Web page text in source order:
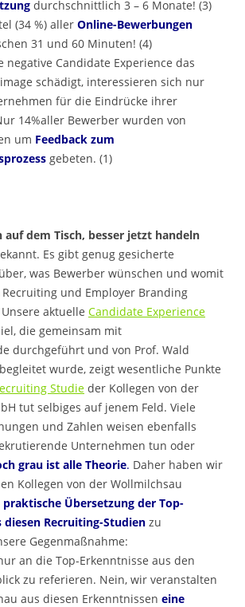
durchschnittlich 3 – 6 Monate! (3)
(34 %) aller Online-Bewerbungen
31 und 60 Minuten! (4)
negative Candidate Experience das
schädigt, interessieren sich nur
für die Eindrücke ihrer
14%aller Bewerber wurden von
um Feedback zum
gebeten. (1)
auf dem Tisch, besser jetzt handeln
Es gibt genug gesicherte
was Bewerber wünschen und womit
und Employer Branding
aktuelle Candidate Experience
die gemeinsam mit
durchgeführt und von Prof. Wald
wurde, zeigt wesentliche Punkte
Studie der Kollegen von der
tut selbiges auf jenem Feld. Viele
und Zahlen weisen ebenfalls
Unternehmen tun oder
grau ist alle Theorie. Daher haben wir
Kollegen von der Wollmilchsau
praktische Übersetzung der Top-
diesen Recruiting-Studien zu
Gegenmaßnahme:
an die Top-Erkenntnisse aus den
zu referieren. Nein, wir veranstalten
aus diesen Erkenntnissen eine